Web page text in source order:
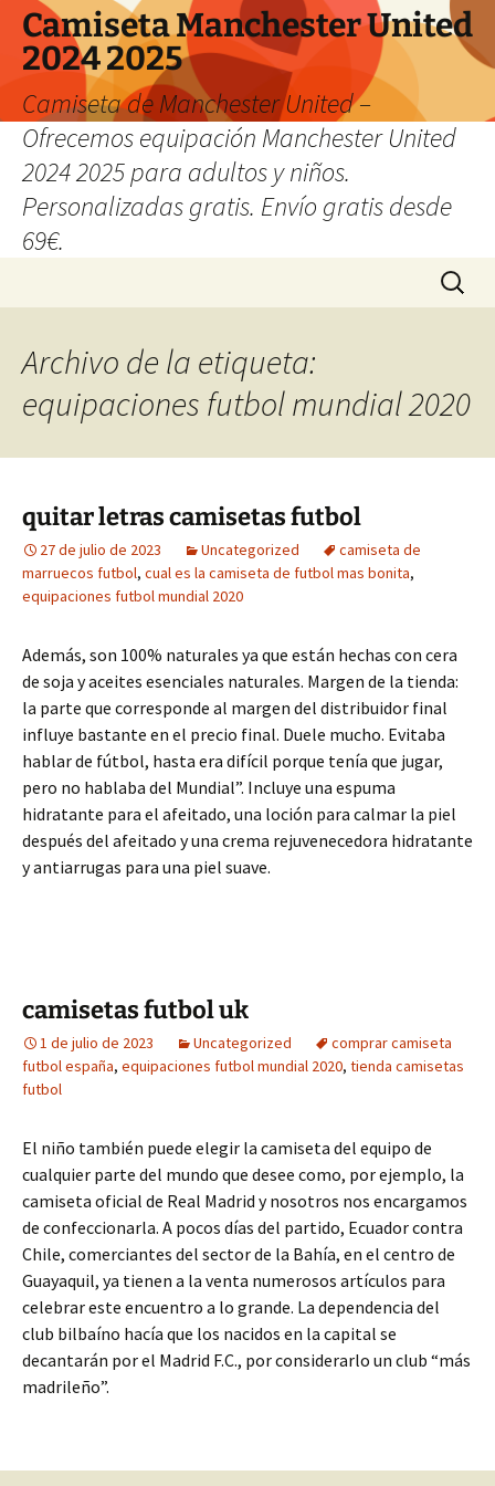
Camiseta Manchester United
2024 2025
Camiseta de Manchester United –
Ofrecemos equipación Manchester United
2024 2025 para adultos y niños.
Personalizadas gratis. Envío gratis desde
69€.
Buscar:
Archivo de la etiqueta:
equipaciones futbol mundial 2020
quitar letras camisetas futbol
27 de julio de 2023 Uncategorized
camiseta de
marruecos futbol, cual es la camiseta de futbol mas bonita,
equipaciones futbol mundial 2020
Además, son 100% naturales ya que están hechas con cera
de soja y aceites esenciales naturales. Margen de la tienda:
la parte que corresponde al margen del distribuidor final
influye bastante en el precio final. Duele mucho. Evitaba
hablar de fútbol, hasta era difícil porque tenía que jugar,
pero no hablaba del Mundial”. Incluye una espuma
hidratante para el afeitado, una loción para calmar la piel
después del afeitado y una crema rejuvenecedora hidratante
y antiarrugas para una piel suave.
camisetas futbol uk
1 de julio de 2023 Uncategorized
comprar camiseta
futbol españa, equipaciones futbol mundial 2020, tienda camisetas
futbol
El niño también puede elegir la camiseta del equipo de
cualquier parte del mundo que desee como, por ejemplo, la
camiseta oficial de Real Madrid y nosotros nos encargamos
de confeccionarla. A pocos días del partido, Ecuador contra
Chile, comerciantes del sector de la Bahía, en el centro de
Guayaquil, ya tienen a la venta numerosos artículos para
celebrar este encuentro a lo grande. La dependencia del
club bilbaíno hacía que los nacidos en la capital se
decantarán por el Madrid F.C., por considerarlo un club “más
madrileño”.